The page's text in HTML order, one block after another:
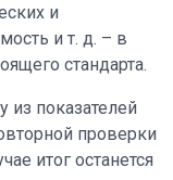
и
и т. д. – в
стандарта.
из показателей
проверки
итог останется